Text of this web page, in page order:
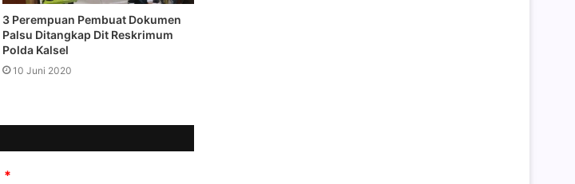
3 Perempuan Pembuat Dokumen
Palsu Ditangkap Dit Reskrimum
Polda Kalsel
10 Juni 2020
*